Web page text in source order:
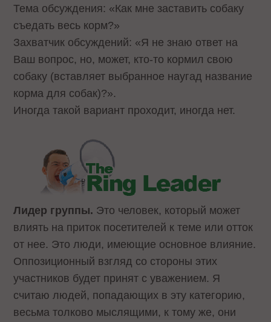
Тема обсуждения: «Как мне заставить собаку
съедать весь корм?»
Захватчик обсуждений: «Я не знаю ответ на
Ваш вопрос, но, может, кто-то кормил свою
собаку (вставляет выбранное наугад название
корма для собак)?».
Иногда такой вариант проходит, иногда нет.
Лидер группы. Это человек, который может
влиять на приток посетителей к теме или отток
от нее. Это люди, имеющие основное влияние.
Оппозиционный взгляд со стороны этих
участников будет принят с уважением. Я
считаю людей, попадающих в эту категорию,
весьма толково мыслящими, к тому же, они